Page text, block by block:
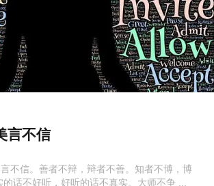
言不信
不信。善者不辩，辩者不善。知者不博，博
话不好听，好听的话不真实。大师不争 ...